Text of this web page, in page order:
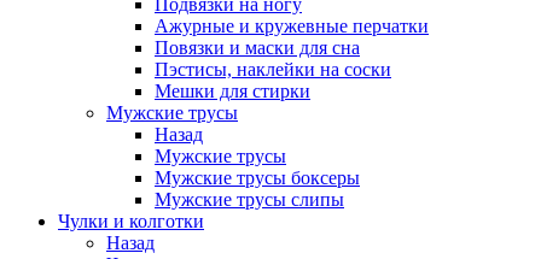
Подвязки на ногу
Ажурные и кружевные перчатки
Повязки и маски для сна
Пэстисы, наклейки на соски
Мешки для стирки
Мужские трусы
Назад
Мужские трусы
Мужские трусы боксеры
Мужские трусы слипы
Чулки и колготки
Назад